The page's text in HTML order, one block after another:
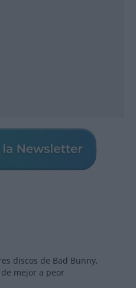
discos de Bad Bunny,
mejor a peor